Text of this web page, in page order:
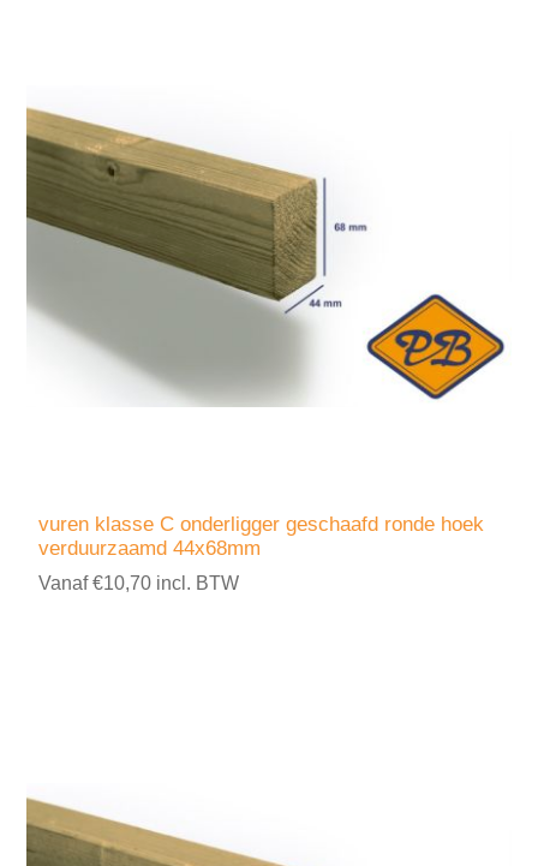
vuren klasse C onderligger geschaafd ronde hoek
verduurzaamd 44x68mm
Vanaf €10,70 incl. BTW